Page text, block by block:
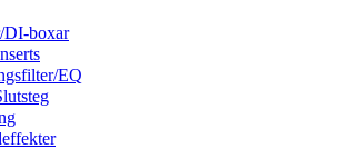
boxar
EQ